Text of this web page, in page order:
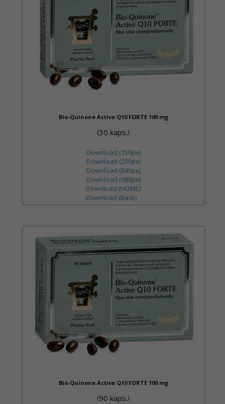
Bio-Quinone Active Q10 FORTE 100 mg
(30 kaps.)
Download (150px)
Download (250px)
Download (640px)
Download (980px)
Download (HOME)
Download (Back)
Bio-Quinone Active Q10 FORTE 100 mg
(90 kaps.)